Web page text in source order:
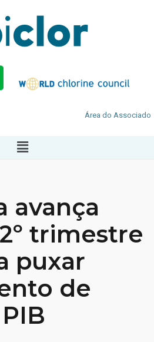
Área do Associado
avança
trimestre
puxar
de